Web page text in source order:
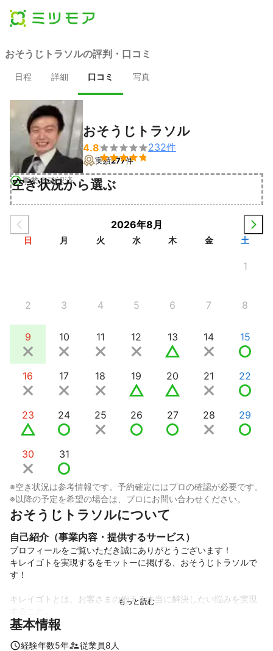
おそうじトラソルの評判・口コミ
日程 詳細 口コミ 写真
事業者確認済
おそうじトラソル
4.8

232件
実績277件
空き状況から選ぶ
2026年8月
日 月 火 水 木 金 土
1
2 3 4 5 6 7 8
9 10 11 12 13 14 15
16 17 18 19 20 21 22
23 24 25 26 27 28 29
30 31
※空き状況は参考情報です。予約確定にはプロの確認が必要です。
※以降の予定を希望の場合は、プロにお問い合わせください。
おそうじトラソルについて
自己紹介（事業内容・提供するサービス）
プロフィールをご覧いただき誠にありがとうございます！
キレイゴトを実現するをモットーに掲げる、おそうじトラソルで
す！
キレイゴトとは、お客さまの抱える本当に解決したい悩みを実現
私たちはキレイにするだけではなく、お客さまの本当に欲しい未
基本情報
経験年数5年 従業員8 人